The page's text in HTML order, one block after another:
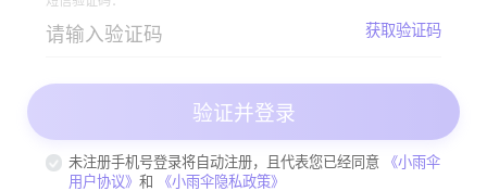
获取验证码
验证并登录
未注册手机号登录将自动注册，且代表您已经同意
《小雨伞
用户协议》 和 《小雨伞隐私政策》